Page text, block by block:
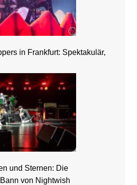
in Frankfurt: Spektakulär,
und Sternen: Die
von Nightwish